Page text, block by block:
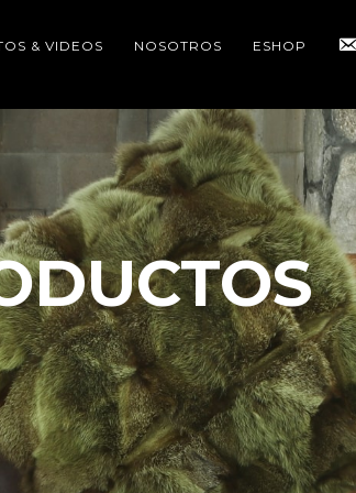
& VIDEOS NOSOTROS ESHOP